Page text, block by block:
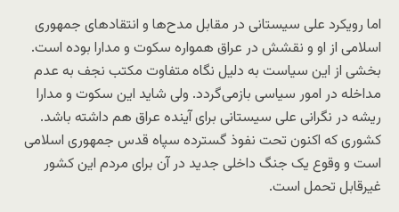
اما رویکرد علی سیستانی در مقابل مدح‌ها و انتقادهای جمهوری
اسلامی از او و نقشش در عراق همواره سکوت و مدارا بوده است.
بخشی از این سیاست به دلیل نگاه متفاوت مکتب نجف به عدم
مداخله در امور سیاسی بازمی‌گردد. ولی شاید این سکوت و مدارا
ریشه در نگرانی علی سیستانی برای آینده عراق هم داشته باشد.
کشوری که اکنون تحت نفوذ گسترده سپاه قدس جمهوری اسلامی
است و وقوع یک جنگ داخلی جدید در آن برای مردم این کشور
غیرقابل تحمل است.